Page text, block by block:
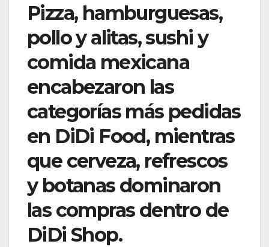
Pizza, hamburguesas,
pollo y alitas, sushi y
comida mexicana
encabezaron las
categorías más pedidas
en DiDi Food, mientras
que cerveza, refrescos
y botanas dominaron
las compras dentro de
DiDi Shop.